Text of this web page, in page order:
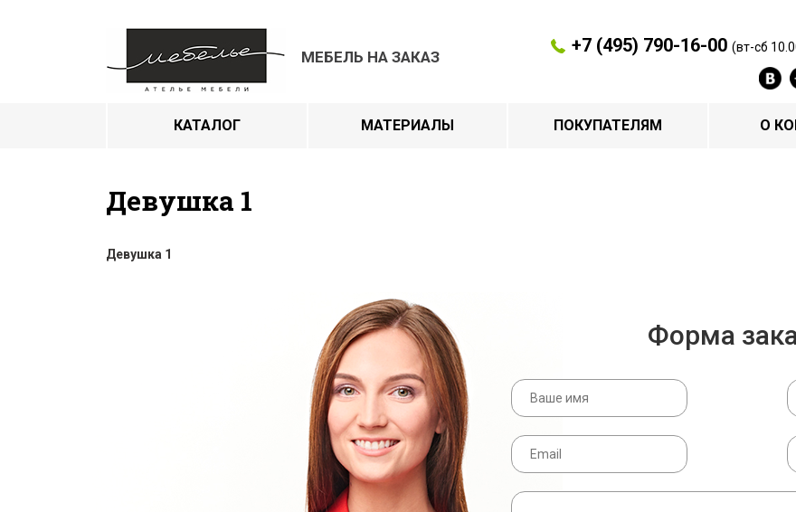
МЕБЕЛЬ НА ЗАКАЗ
+7 (495) 790-16-00 (вт-сб
КАТАЛОГ МАТЕРИАЛЫ ПОКУПАТЕЛЯМ О
Девушка 1
Девушка 1
Форма